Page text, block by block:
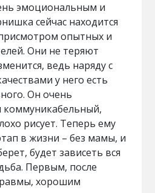
эмоциональным и
сейчас находится
опытных и
Они не теряют
ведь наряду с
у него есть
Он очень
рисует. Теперь ему
в жизни – без мамы, и
будет зависеть вся
Первым, после
хорошим